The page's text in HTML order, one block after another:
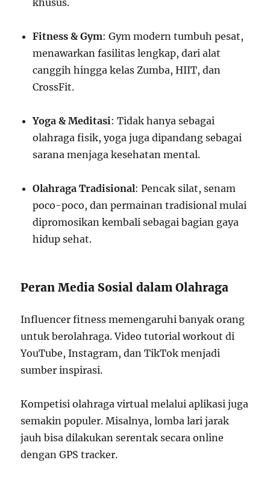
khusus.
Fitness & Gym: Gym modern tumbuh pesat,
menawarkan fasilitas lengkap, dari alat
canggih hingga kelas Zumba, HIIT, dan
CrossFit.
Yoga & Meditasi: Tidak hanya sebagai
olahraga fisik, yoga juga dipandang sebagai
sarana menjaga kesehatan mental.
Olahraga Tradisional: Pencak silat, senam
poco-poco, dan permainan tradisional mulai
dipromosikan kembali sebagai bagian gaya
hidup sehat.
Peran Media Sosial dalam Olahraga
Influencer fitness memengaruhi banyak orang
untuk berolahraga. Video tutorial workout di
YouTube, Instagram, dan TikTok menjadi
sumber inspirasi.
Kompetisi olahraga virtual melalui aplikasi juga
semakin populer. Misalnya, lomba lari jarak
jauh bisa dilakukan serentak secara online
dengan GPS tracker.